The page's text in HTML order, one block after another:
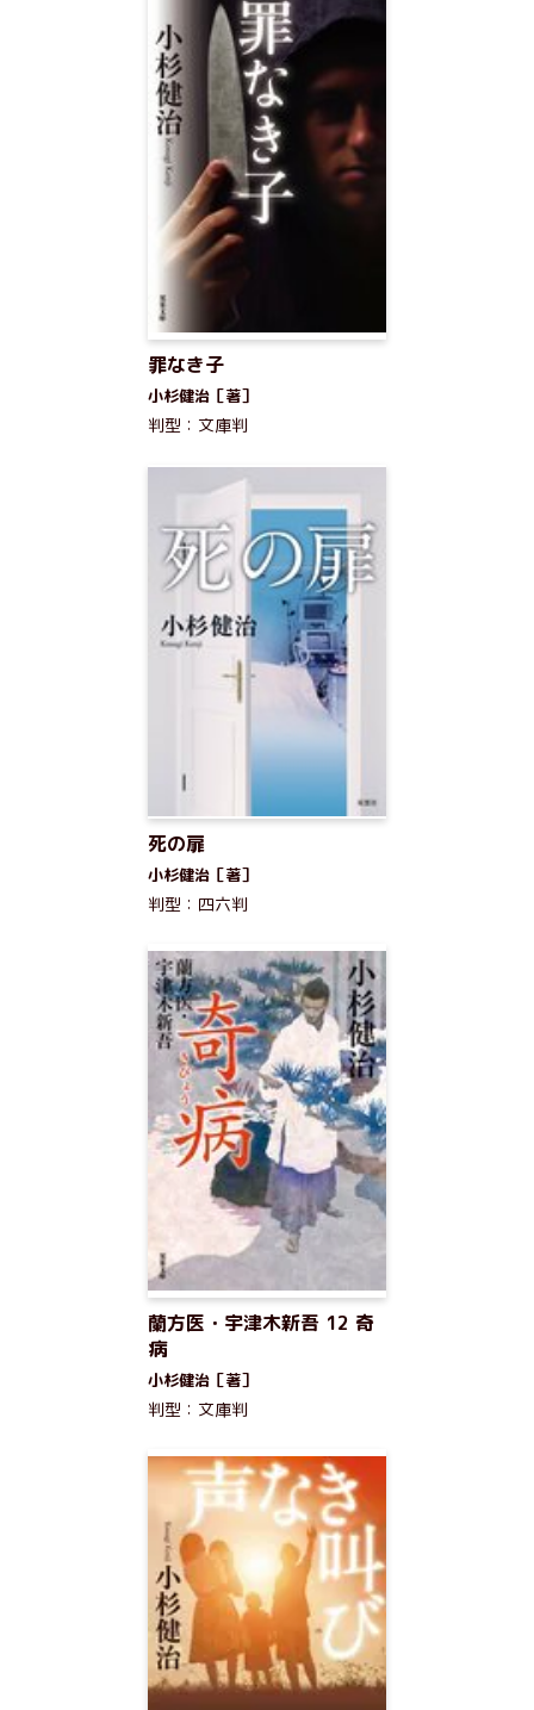
罪なき子
小杉健治［著］
判型：文庫判
死の扉
小杉健治［著］
判型：四六判
蘭方医・宇津木新吾 12 奇
病
小杉健治［著］
判型：文庫判